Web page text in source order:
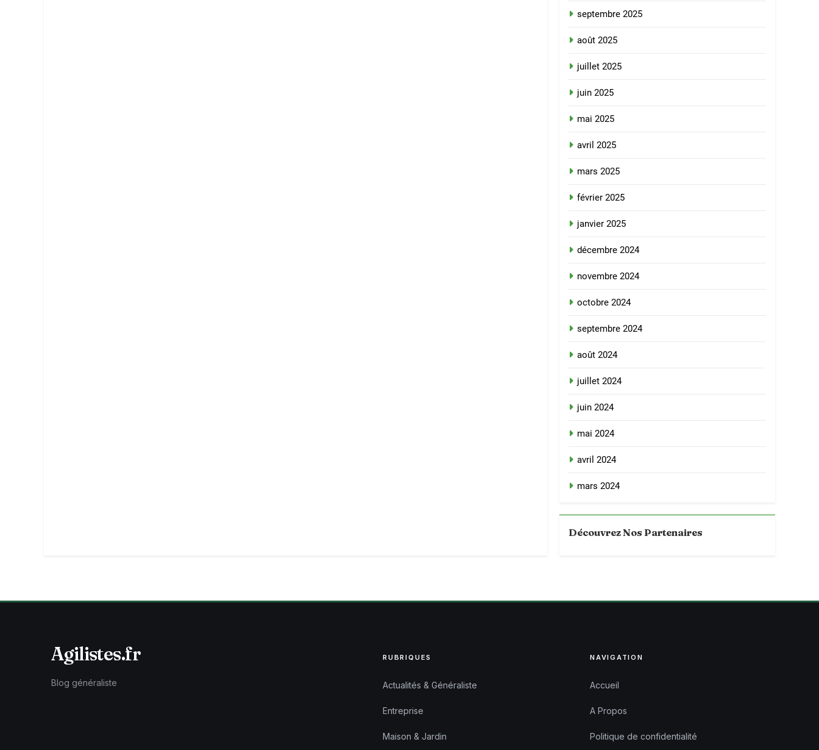
septembre 2025
août 2025
juillet 2025
juin 2025
mai 2025
avril 2025
mars 2025
février 2025
janvier 2025
décembre 2024
novembre 2024
octobre 2024
septembre 2024
août 2024
juillet 2024
juin 2024
mai 2024
avril 2024
mars 2024
Découvrez Nos Partenaires
Agilistes.fr
Blog généraliste
RUBRIQUES
Actualités & Généraliste
Entreprise
Maison & Jardin
NAVIGATION
Accueil
A Propos
Politique de confidentialité